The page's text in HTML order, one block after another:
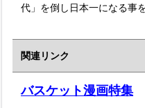
代」を倒し日本一になる事
関連リンク
バスケット漫画特集